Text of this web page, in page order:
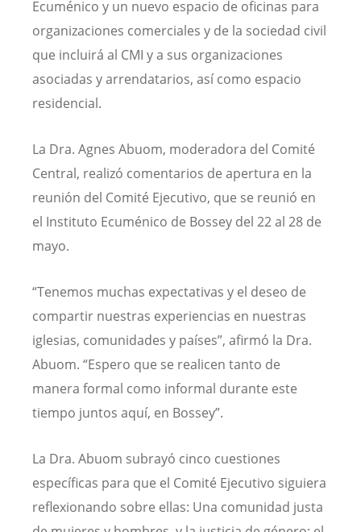
Ecuménico y un nuevo espacio de oficinas para
organizaciones comerciales y de la sociedad civil
que incluirá al CMI y a sus organizaciones
asociadas y arrendatarios, así como espacio
residencial.
La Dra. Agnes Abuom, moderadora del Comité
Central, realizó comentarios de apertura en la
reunión del Comité Ejecutivo, que se reunió en
el Instituto Ecuménico de Bossey del 22 al 28 de
mayo.
“Tenemos muchas expectativas y el deseo de
compartir nuestras experiencias en nuestras
iglesias, comunidades y países”, afirmó la Dra.
Abuom. “Espero que se realicen tanto de
manera formal como informal durante este
tiempo juntos aquí, en Bossey”.
La Dra. Abuom subrayó cinco cuestiones
específicas para que el Comité Ejecutivo siguiera
reflexionando sobre ellas: Una comunidad justa